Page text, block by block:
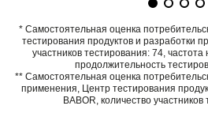
* Самостоятельная оценка
тестирования продуктов и разработки
участников тестирования: 74,
продолжительность
** Самостоятельная оценка
применения, Центр тестирования
BABOR, количество